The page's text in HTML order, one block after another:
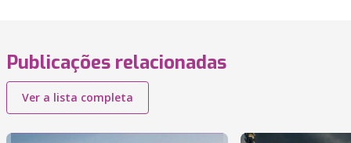
Publicações relacionadas
Ver a lista completa